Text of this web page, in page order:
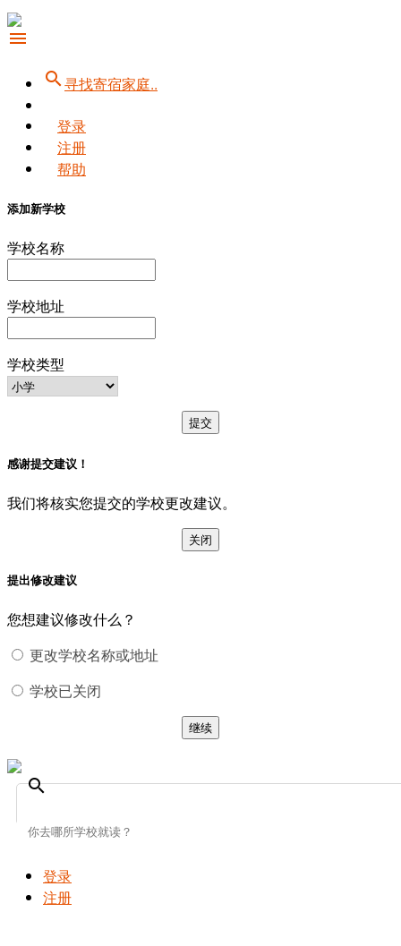
menu
search寻找寄宿家庭..
登录
注册
帮助
添加新学校
学校名称
学校地址
学校类型
提交
感谢提交建议！
我们将核实您提交的学校更改建议。
关闭
提出修改建议
您想建议修改什么？
更改学校名称或地址
学校已关闭
继续
search
登录
注册